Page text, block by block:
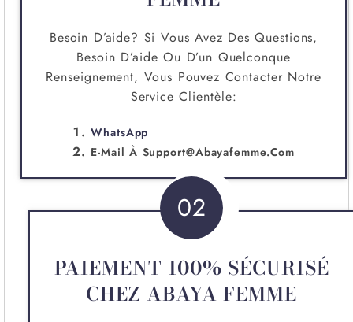
Besoin D’aide? Si Vous Avez Des Questions,
Besoin D’aide Ou D’un Quelconque
Renseignement, Vous Pouvez Contacter Notre
Service Clientèle:
WhatsApp
E-Mail À Support@abayafemme.com
02
PAIEMENT 100% SÉCURISÉ
CHEZ ABAYA FEMME